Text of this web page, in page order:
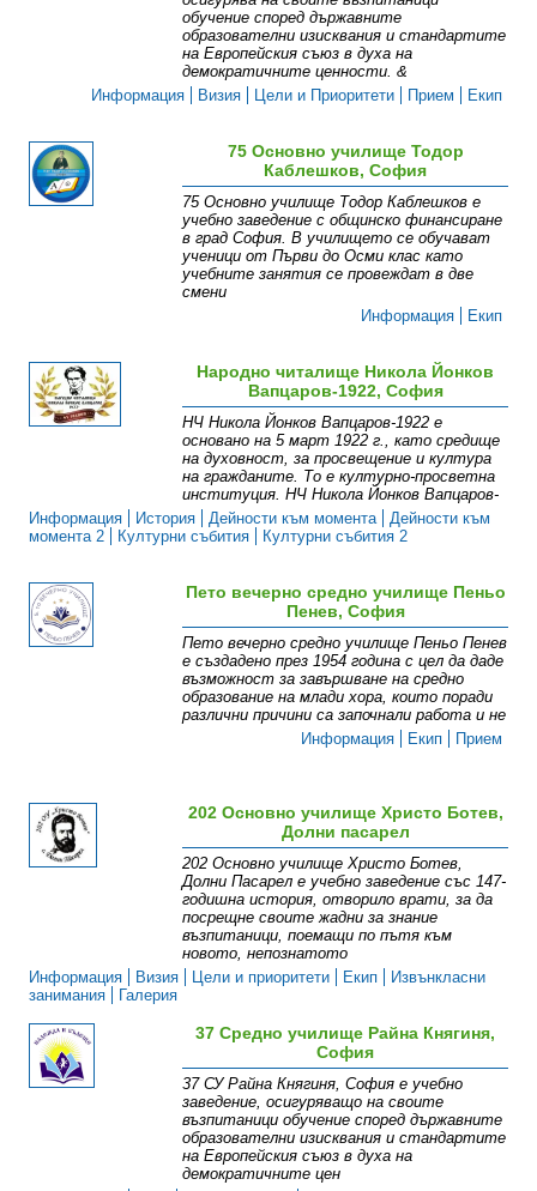
обучение според държавните
образователни изисквания и стандартите
на Европейския съюз в духа на
демократичните ценности. &
Информация
Визия Цели и Приоритети Прием Екип
75 Основно училище Тодор
Каблешков, София
75 Основно училище Тодор Каблешков е
учебно заведение с общинско финансиране
в град София. В училището се обучават
ученици от Първи до Осми клас като
учебните занятия се провеждат в две
смени
Информация
Екип
Народно читалище Никола Йонков
Вапцаров-1922, София
НЧ Никола Йонков Вапцаров-1922 е
основано на 5 март 1922 г., като средище
на духовност, за просвещение и култура
на гражданите. То е културно-просветна
институция. НЧ Никола Йонков Вапцаров-
Информация
История Дейности към момента
Дейности към
момента 2
Културни събития Културни събития 2
Пето вечерно средно училище Пеньо
Пенев, София
Пето вечерно средно училище Пеньо Пенев
е създадено през 1954 година с цел да даде
възможност за завършване на средно
образование на млади хора, които поради
различни причини са започнали работа и не
Информация
Екип Прием
202 Основно училище Христо Ботев,
Долни пасарел
202 Основно училище Христо Ботев,
Долни Пасарел е учебно заведение със 147-
годишна история, отворило врати, за да
посрещне своите жадни за знание
възпитаници, поемащи по пътя към
новото, непознатото
Информация
Визия Цели и приоритети Екип
Извънкласни
занимания
Галерия
37 Средно училище Райна Княгиня,
София
37 СУ Райна Княгиня, София е учебно
заведение, осигуряващо на своите
възпитаници обучение според държавните
образователни изисквания и стандартите
на Европейския съюз в духа на
демократичните цен